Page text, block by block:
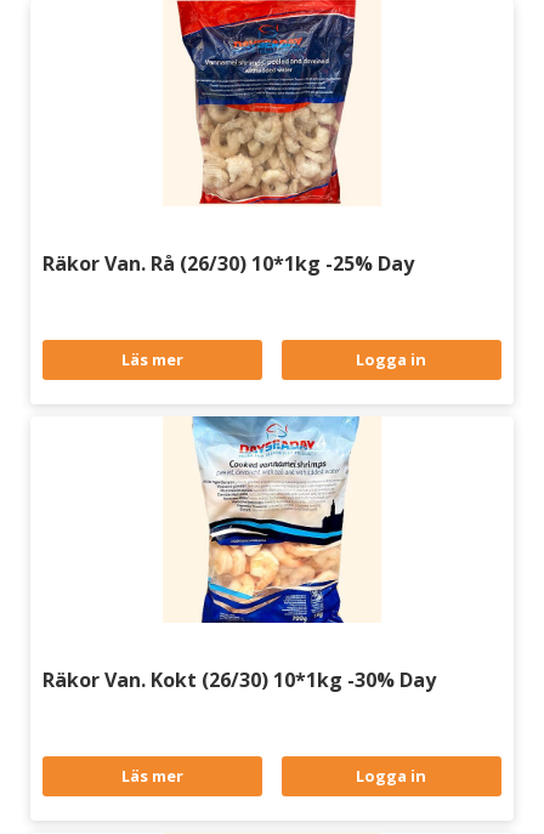
Räkor Van. Rå (26/30) 10*1kg -25% Day
Läs mer Logga in
Räkor Van. Kokt (26/30) 10*1kg -30% Day
Läs mer Logga in